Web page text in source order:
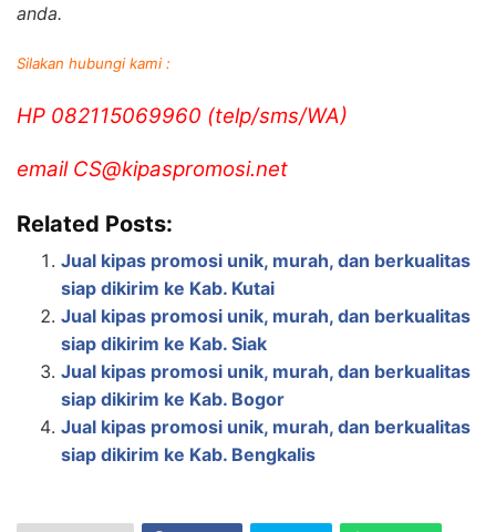
anda.
Silakan hubungi kami :
HP 082115069960 (telp/sms/WA)
email CS@kipaspromosi.net
Related Posts:
Jual kipas promosi unik, murah, dan berkualitas
siap dikirim ke Kab. Kutai
Jual kipas promosi unik, murah, dan berkualitas
siap dikirim ke Kab. Siak
Jual kipas promosi unik, murah, dan berkualitas
siap dikirim ke Kab. Bogor
Jual kipas promosi unik, murah, dan berkualitas
siap dikirim ke Kab. Bengkalis